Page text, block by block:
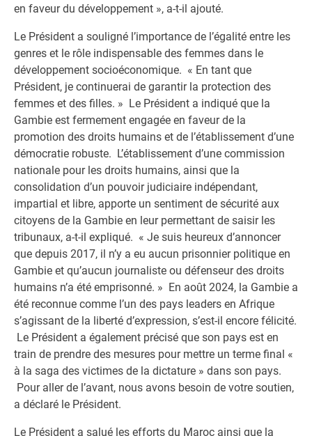
en faveur du développement », a-t-il ajouté.
Le Président a souligné l’importance de l’égalité entre les
genres et le rôle indispensable des femmes dans le
développement socioéconomique. « En tant que
Président, je continuerai de garantir la protection des
femmes et des filles. » Le Président a indiqué que la
Gambie est fermement engagée en faveur de la
promotion des droits humains et de l’établissement d’une
démocratie robuste. L’établissement d’une commission
nationale pour les droits humains, ainsi que la
consolidation d’un pouvoir judiciaire indépendant,
impartial et libre, apporte un sentiment de sécurité aux
citoyens de la Gambie en leur permettant de saisir les
tribunaux, a-t-il expliqué. « Je suis heureux d’annoncer
que depuis 2017, il n’y a eu aucun prisonnier politique en
Gambie et qu’aucun journaliste ou défenseur des droits
humains n’a été emprisonné. » En août 2024, la Gambie a
été reconnue comme l’un des pays leaders en Afrique
s’agissant de la liberté d’expression, s’est-il encore félicité.
Le Président a également précisé que son pays est en
train de prendre des mesures pour mettre un terme final «
à la saga des victimes de la dictature » dans son pays.
Pour aller de l’avant, nous avons besoin de votre soutien,
a déclaré le Président.
Le Président a salué les efforts du Maroc ainsi que la